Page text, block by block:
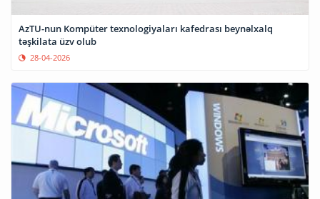
AzTU-nun Kompüter texnologiyaları kafedrası beynəlxalq
təşkilata üzv olub
28-04-2026